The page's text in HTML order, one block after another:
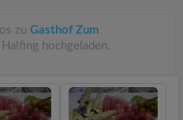
zu Gasthof Zum
hochgeladen.